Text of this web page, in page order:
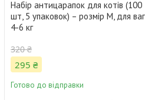
Набір антицарапок для котів (100
шт, 5 упаковок) – розмір M, для
4-6 кг
320 ₴
295 ₴
Готово до відправки